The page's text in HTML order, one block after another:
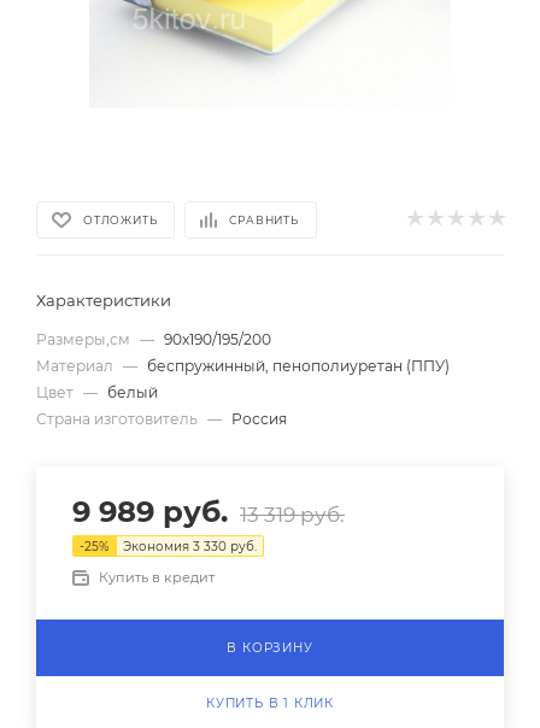
ОТЛОЖИТЬ СРАВНИТЬ
Характеристики
Размеры,см — 90х190/195/200
Материал — беспружинный, пенополиуретан (ППУ)
Цвет — белый
Страна изготовитель — Россия
9 989 руб. 13 319руб.
-25% Экономия 3 330 руб.
Купить в кредит
В КОРЗИНУ
КУПИТЬ В 1 КЛИК